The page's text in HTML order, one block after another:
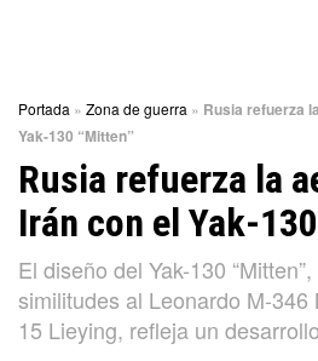
Portada » Zona de guerra » Rusia refuerza
Yak-130 “Mitten”
Rusia refuerza la
Irán con el Yak-
El diseño del Yak-130
similitudes al Leonardo M-346
15 Lieying, refleja un